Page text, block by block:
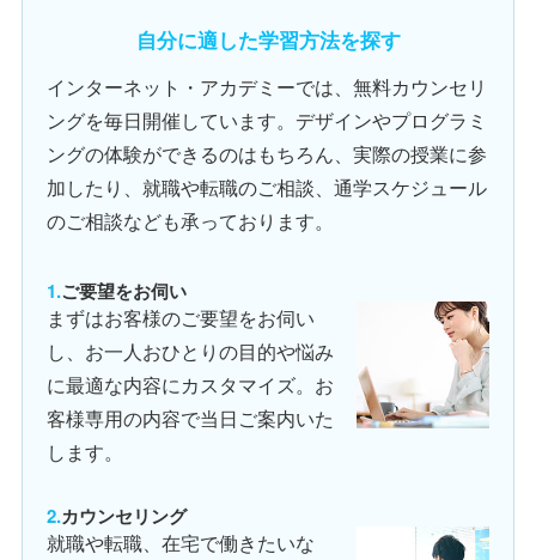
自分に適した学習方法を探す
インターネット・アカデミーでは、無料カウンセリ
ングを毎日開催しています。デザインやプログラミ
ングの体験ができるのはもちろん、実際の授業に参
加したり、就職や転職のご相談、通学スケジュール
のご相談なども承っております。
ご要望をお伺い
まずはお客様のご要望をお伺い
し、お一人おひとりの目的や悩み
に最適な内容にカスタマイズ。お
客様専用の内容で当日ご案内いた
します。
カウンセリング
就職や転職、在宅で働きたいな